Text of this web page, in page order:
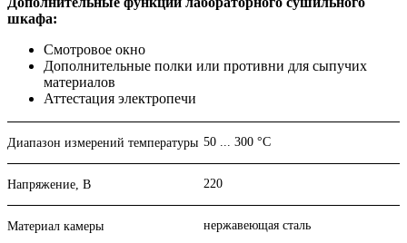
шкафа:
Смотровое окно
Дополнительные полки или противни для сыпучих
материалов
Аттестация электропечи
Диапазон измерений температуры 50 ... 300 °С
Напряжение, В 220
Материал камеры нержавеющая сталь